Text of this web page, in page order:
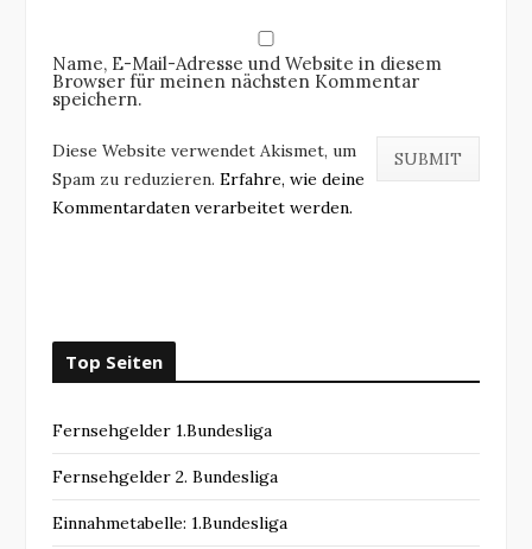
Name, E-Mail-Adresse und Website in diesem
Browser für meinen nächsten Kommentar
speichern.
Diese Website verwendet Akismet, um
Spam zu reduzieren. Erfahre, wie deine
Kommentardaten verarbeitet werden.
Top Seiten
Fernsehgelder 1.Bundesliga
Fernsehgelder 2. Bundesliga
Einnahmetabelle: 1.Bundesliga